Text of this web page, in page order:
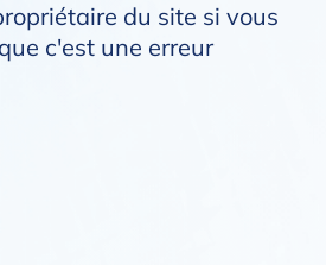
du site si vous
c'est une erreur